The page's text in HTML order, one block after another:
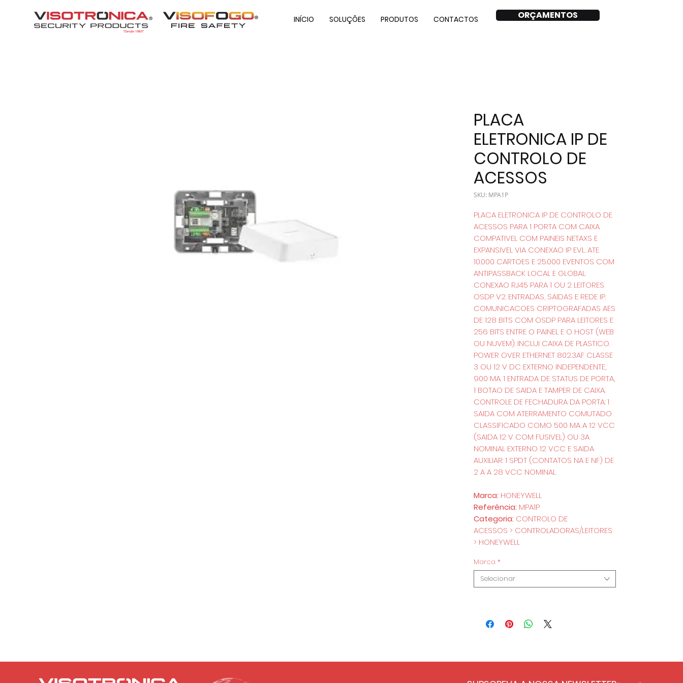
INÍCIO SOLUÇÕES PRODUTOS CONTACTOS ORÇAMENTOS
PLACA
ELETRONICA IP DE
CONTROLO DE
ACESSOS
SKU: MPA1P
PLACA ELETRONICA IP DE CONTROLO DE
ACESSOS PARA 1 PORTA COM CAIXA.
COMPATIVEL COM PAINEIS NETAXS E
EXPANSIVEL VIA CONEXAO IP EVL. ATE
10.000 CARTOES E 25.000 EVENTOS COM
ANTIPASSBACK LOCAL E GLOBAL.
CONEXAO RJ45 PARA 1 OU 2 LEITORES
OSDP V2. ENTRADAS, SAIDAS E REDE IP.
COMUNICACOES CRIPTOGRAFADAS AES
DE 128 BITS COM OSDP PARA LEITORES E
256 BITS ENTRE O PAINEL E O HOST (WEB
OU NUVEM). INCLUI CAIXA DE PLASTICO.
POWER OVER ETHERNET 802.3AF CLASSE
3 OU 12 V DC EXTERNO INDEPENDENTE,
900 MA. 1 ENTRADA DE STATUS DE PORTA,
1 BOTAO DE SAIDA E TAMPER DE CAIXA.
CONTROLE DE FECHADURA DA PORTA: 1
SAIDA COM ATERRAMENTO COMUTADO
CLASSIFICADO COMO 500 MA A 12 VCC
(SAIDA 12 V COM FUSIVEL) OU 3A
NOMINAL EXTERNO 12 VCC E SAIDA
AUXILIAR: 1 SPDT (CONTATOS NA E NF) DE
2 A A 28 VCC NOMINAL
Marca: HONEYWELL
Referência: MPA1P
Categoria: CONTROLO DE
ACESSOS > CONTROLADORAS/LEITORES
> HONEYWELL
Marca *
Selecionar